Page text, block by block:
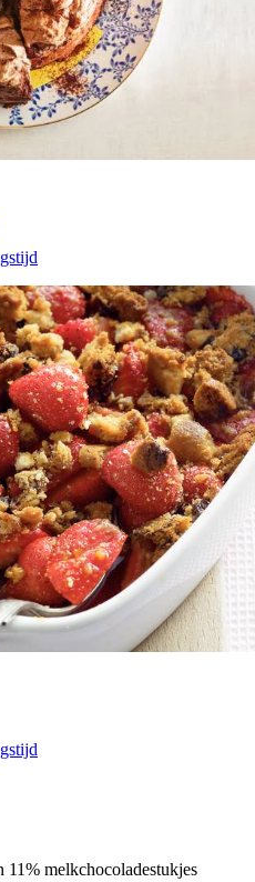
11% melkchocoladestukjes